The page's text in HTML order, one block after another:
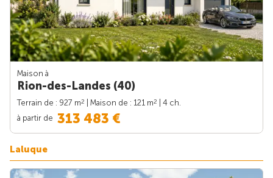
Maison à
Rion-des-Landes (40)
Terrain de : 927 m2 | Maison de : 121 m2
| 4 ch.
à partir de 313 483 €
Laluque